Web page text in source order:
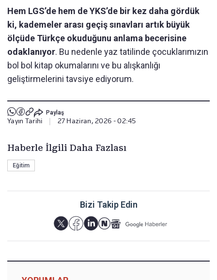
Hem LGS’de hem de YKS’de bir kez daha gördük
ki, kademeler arası geçiş sınavları artık büyük
ölçüde Türkçe okuduğunu anlama becerisine
odaklanıyor. Bu nedenle yaz tatilinde çocuklarımızın
bol bol kitap okumalarını ve bu alışkanlığı
geliştirmelerini tavsiye ediyorum.
Paylaş
Yayın Tarihi 27 Haziran, 2026 - 02:45
Haberle İlgili Daha Fazlası
Eğitim
Bizi Takip Edin